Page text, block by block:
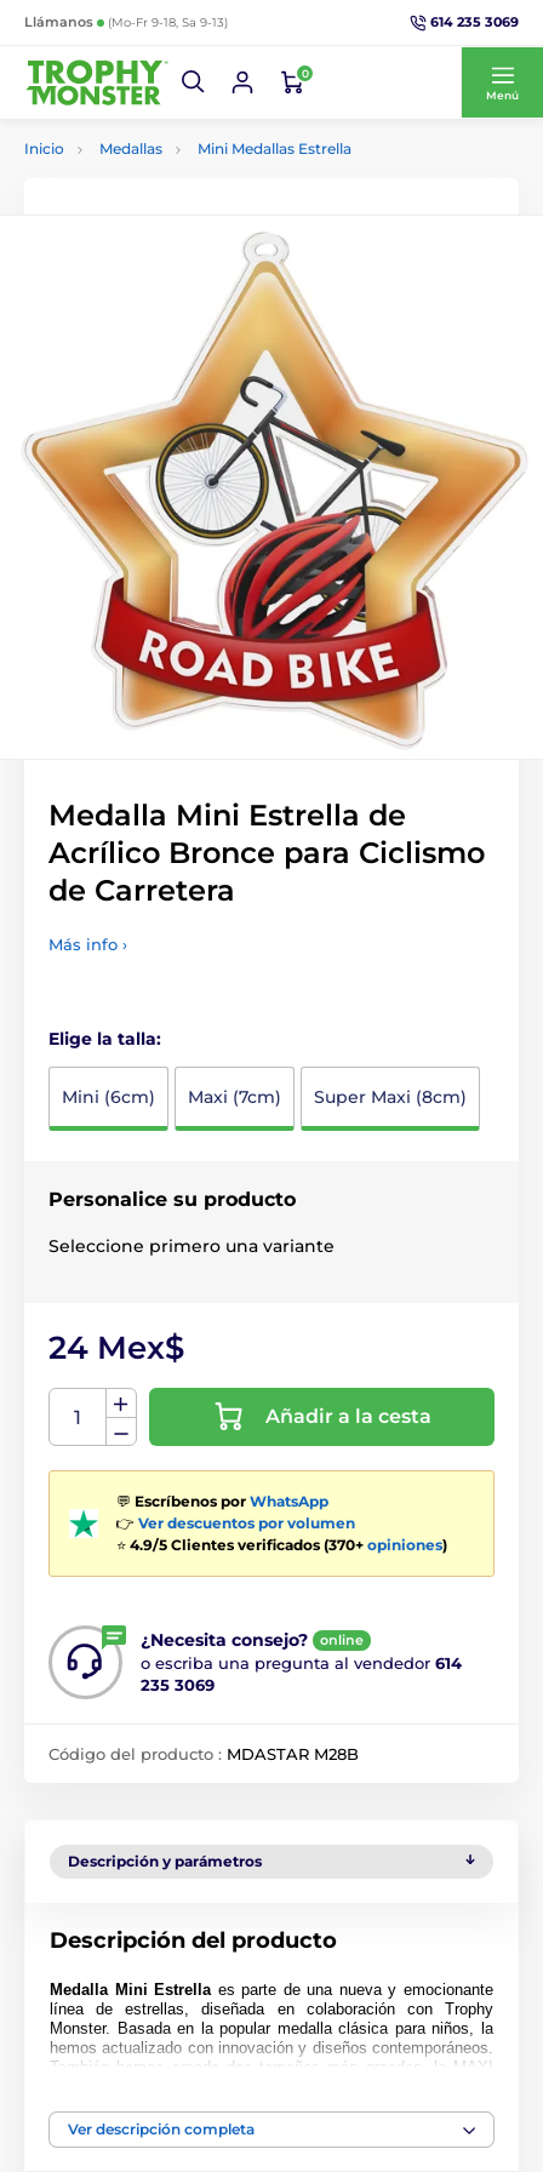
Llámanos (Mo-Fr 9-18, Sa 9-13) 614 235 3069
0
Menú
Inicio Medallas Mini Medallas Estrella
Medalla Mini Estrella de
Acrílico Bronce para Ciclismo
de Carretera
Más info ›
Elige la talla:
Mini (6cm) Maxi (7cm) Super Maxi (8cm)
Personalice su producto
Seleccione primero una variante
24 Mex$
Añadir a la cesta
💬 Escríbenos por WhatsApp
👉 Ver descuentos por volumen
⭐ 4.9/5 Clientes verificados (370+ opiniones)
¿Necesita consejo? online
o escriba una pregunta al vendedor 614
235 3069
Código del producto : MDASTAR M28B
Descripción y parámetros
Descripción del producto
Medalla Mini Estrellaes parte de una nueva y emocionante
línea de estrellas, diseñada en colaboración con Trophy
Monster. Basada en la popular medalla clásica para niños, la
hemos actualizado con innovación y diseños contemporáneos.
También hemos creado dos tamaños más grandes, la MAXI
Cortada en una forma especial, esta medalla presenta una
impresión en color de alta calidad en el reverso del acrílico de
Ver descripción completa